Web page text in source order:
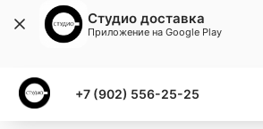
+7 (902) 556-25-25
Студио доставка
Приложение на Google Play